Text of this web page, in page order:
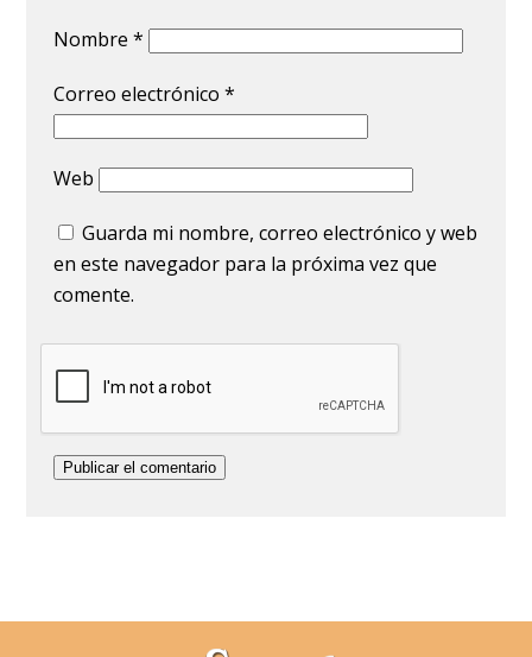
Nombre*
Correo electrónico*
Web
Guarda mi nombre, correo electrónico y web
en este navegador para la próxima vez que
comente.